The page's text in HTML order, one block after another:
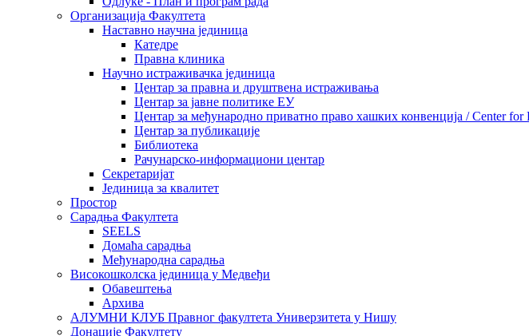
Организација Факултета
Наставно научна јединица
Катедре
Правна клиника
Научно истраживачка јединица
Центар за правна и друштвена истраживања
Центар за јавне политике ЕУ
Центар за међународно приватно право хашких конвенција / Center
Центар за публикације
Библиотека
Рачунарско-информациони центар
Секретаријат
Јединица за квалитет
Простор
Сарадња Факултета
SEELS
Домаћа сарадња
Међународна сарадња
Високошколска јединица у Медвеђи
Обавештења
Архива
АЛУМНИ КЛУБ Правног факултета Универзитета у Нишу
Донације Факултету